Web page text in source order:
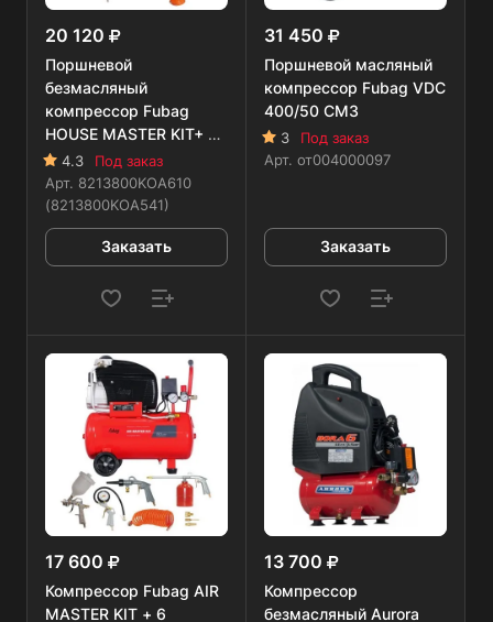
20 120
Поршневой
безмасляный
компрессор Fubag
HOUSE MASTER KIT+ 5
предметов
4.3
Под заказ
Арт. 8213800KOA610
(8213800KOA541)
Заказать
31 450
Поршневой масляный
компрессор Fubag VDС
400/50 CM3
3
Под заказ
Арт. от004000097
Заказать
17 600
Компрессор Fubag AIR
MASTER KIT + 6
13 700
Компрессор
безмасляный Aurora